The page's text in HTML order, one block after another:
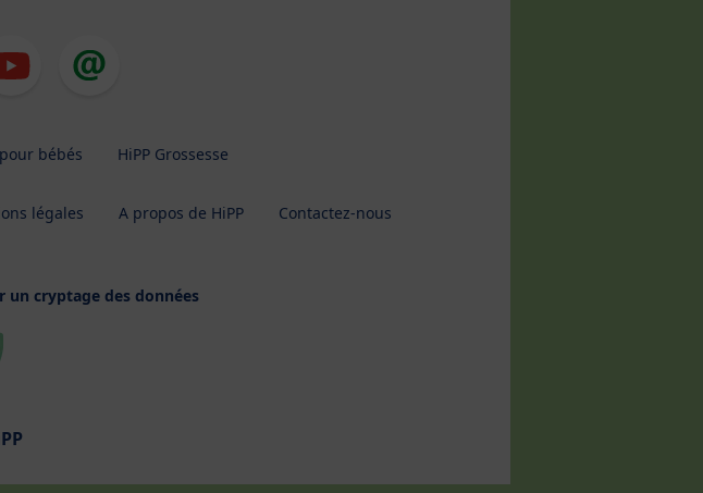
bébés HiPP Grossesse
légales A propos de HiPP Contactez-nous
un cryptage des données